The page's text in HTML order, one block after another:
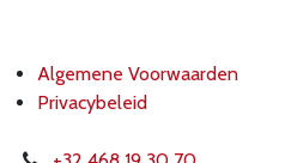
Algemene Voorwaarden
Privacybeleid